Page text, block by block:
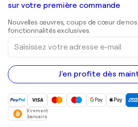
Estampes
Peintures acryliques
Galeries d'art en Belgique
sur votre première commande
Nouvelles œuvres, coups de cœur de nos
fonctionnalités exclusives.
Saisissez
votre
adresse
e-
mail
J'en profite dès
Virement
bancaire